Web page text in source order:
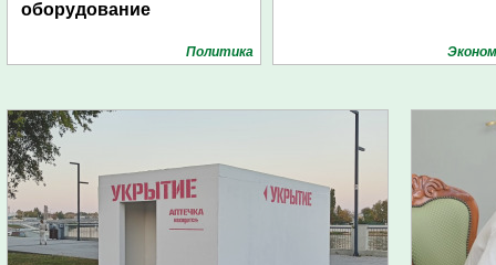
оборудование
Политика